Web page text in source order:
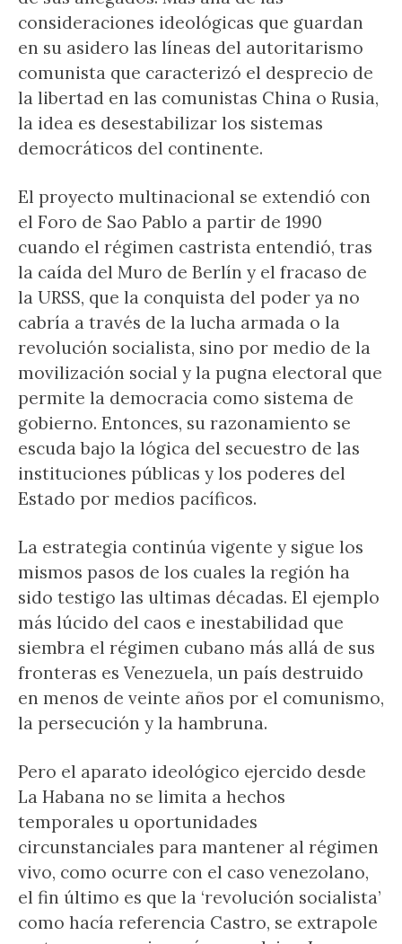
consideraciones ideológicas que guardan
en su asidero las líneas del autoritarismo
comunista que caracterizó el desprecio de
la libertad en las comunistas China o Rusia,
la idea es desestabilizar los sistemas
democráticos del continente.
El proyecto multinacional se extendió con
el Foro de Sao Pablo a partir de 1990
cuando el régimen castrista entendió, tras
la caída del Muro de Berlín y el fracaso de
la URSS, que la conquista del poder ya no
cabría a través de la lucha armada o la
revolución socialista, sino por medio de la
movilización social y la pugna electoral que
permite la democracia como sistema de
gobierno. Entonces, su razonamiento se
escuda bajo la lógica del secuestro de las
instituciones públicas y los poderes del
Estado por medios pacíficos.
La estrategia continúa vigente y sigue los
mismos pasos de los cuales la región ha
sido testigo las ultimas décadas. El ejemplo
más lúcido del caos e inestabilidad que
siembra el régimen cubano más allá de sus
fronteras es Venezuela, un país destruido
en menos de veinte años por el comunismo,
la persecución y la hambruna.
Pero el aparato ideológico ejercido desde
La Habana no se limita a hechos
temporales u oportunidades
circunstanciales para mantener al régimen
vivo, como ocurre con el caso venezolano,
el fin último es que la ‘revolución socialista’
como hacía referencia Castro, se extrapole